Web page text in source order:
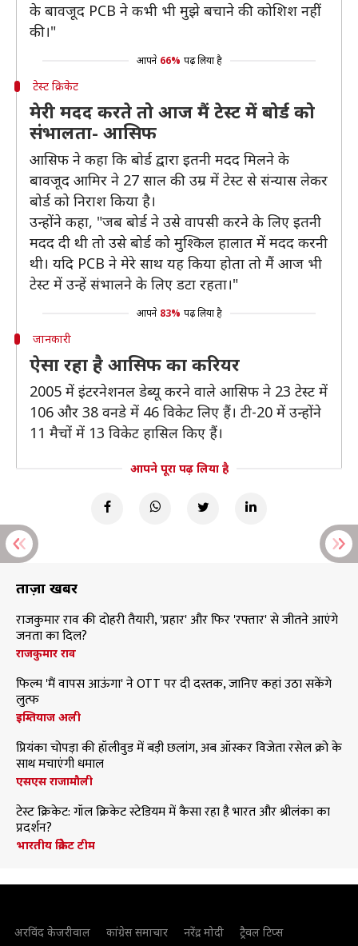
के बावजूद PCB ने कभी भी मुझे बचाने की कोशिश नहीं
की।"
आपने 66% पढ़ लिया है
टेस्ट क्रिकेट
मेरी मदद करते तो आज मैं टेस्ट में बोर्ड को
संभालता- आसिफ
आसिफ ने कहा कि बोर्ड द्वारा इतनी मदद मिलने के
बावजूद आमिर ने 27 साल की उम्र में टेस्ट से संन्यास लेकर
बोर्ड को निराश किया है।
उन्होंने कहा, "जब बोर्ड ने उसे वापसी करने के लिए इतनी
मदद दी थी तो उसे बोर्ड को मुश्किल हालात में मदद करनी
थी। यदि PCB ने मेरे साथ यह किया होता तो मैं आज भी
टेस्ट में उन्हें संभालने के लिए डटा रहता।"
आपने 83% पढ़ लिया है
जानकारी
ऐसा रहा है आसिफ का करियर
2005 में इंटरनेशनल डेब्यू करने वाले आसिफ ने 23 टेस्ट में
106 और 38 वनडे में 46 विकेट लिए हैं। टी-20 में उन्होंने
11 मैचों में 13 विकेट हासिल किए हैं।
आपने पूरा पढ़ लिया है
ताज़ा खबरें
राजकुमार राव की दोहरी तैयारी, 'प्रहार' और फिर 'रफ्तार' से जीतने आएंगे
जनता का दिल?
राजकुमार राव
फिल्म 'मैं वापस आऊंगा' ने OTT पर दी दस्तक, जानिए कहां उठा सकेंगे
लुत्फ
इम्तियाज अली
प्रियंका चोपड़ा की हॉलीवुड में बड़ी छलांग, अब ऑस्कर विजेता रसेल क्रो के
साथ मचाएंगी धमाल
एसएस राजामौली
टेस्ट क्रिकेट: गॉल क्रिकेट स्टेडियम में कैसा रहा है भारत और श्रीलंका का
प्रदर्शन?
भारतीय क्रिकेट टीम
अरविंद केजरीवाल कांग्रेस समाचार नरेंद्र मोदी ट्रैवल टिप्स